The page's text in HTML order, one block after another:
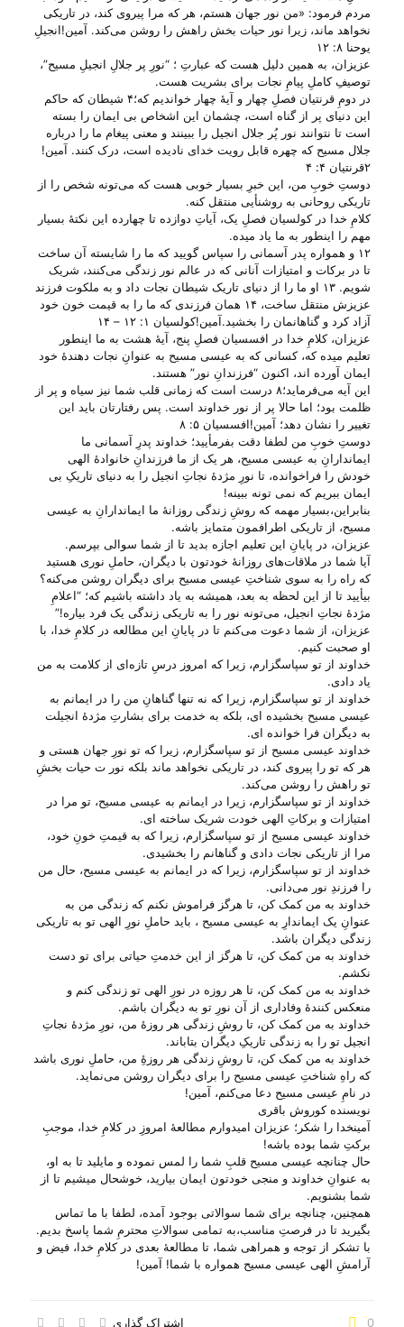
مردم فرمود: «من نور جهان هستم، هر که مرا پیروی کند، در تاریکی
نخواهد ماند، زیرا نور حیات بخش راهش را روشن می‌کند. آمین!انجیلِ
یوحنا ۸: ۱۲
عزیزان، به همین دلیل هست که عبارتِ ؛ “نورِ پر جلالِ انجیلِ مسیح”،
توصیفِ کاملِ پیامِ نجات برای بشریت هست.
در دومِ قرنتیان فصلِ چهار و آیهٔ چهار خواندیم که؛۴ شیطان که حاکم
این دنیای پر از گناه است، چشمان این اشخاص بی ایمان را بسته
است تا نتوانند نور پُر جلال انجیل را ببینند و معنی پیغام ما را درباره
جلال مسیح که چهره قابل رویت خدای نادیده است، درک کنند. آمین!
۲قرنتیان ۴: ۴
دوستِ خوبِ من، این خبرِ بسیار خوبی هست که می‌‌تونه شخص را از
تاریکی روحانی به روشنأیی منتقل کنه.
کلامِ خدا در کولسیان فصلِ یک، آیاتِ دوازده تا چهارده این نکتهٔ بسیار
مهم را اینطور به ما یاد میده.
۱۲ و همواره پدر آسمانی را سپاس گویید که ما را شایسته آن ساخت
تا در برکات و امتیازات آنانی که در عالم نور زندگی می‌کنند، شریک
شویم. ۱۳ او ما را از دنیای تاریک شیطان نجات داد و به ملکوت فرزند
عزیزش منتقل ساخت، ۱۴ همان فرزندی که ما را به قیمت خون خود
آزاد کرد و گناهانمان را بخشید.آمین!کولسیان ۱: ۱۲ – ۱۴
عزیزان، کلامِ خدا در افسسیان فصلِ پنج، آیهٔ هشت به ما اینطور
تعلیم میده که، کسانی که به عیسی مسیح به عنوانِ نجات دهندهٔ خود
ایمان آورده ا‌ند، اکنون “فرزندانِ نور” هستند.
این آیه می‌‌فرماید؛۸ درست است که زمانی قلب شما نیز سیاه و پر از
ظلمت بود؛ اما حالا پر از نور خداوند است. پس رفتارتان باید این
تغییر را نشان دهد؛ آمین!افسسیان ۵: ۸
دوستِ خوبِ من لطفا دقت بفرمأیید؛ خداوند پدرِ آسمانی ما
ایماندارانِ به عیسی مسیح، هر یک از ما فرزندانِ خانوادهٔ الهی
خودش را فراخوانده، تا نورِ مژدهٔ نجاتِ انجیل را به دنیای تاریکِ بی‌
ایمان ببریم که نمی تونه ببینه!
بنابراین،بسیار مهمه که روشِ زندگی روزانهٔ ما ایماندارانِ به عیسی
مسیح، از تاریکی اطرافمون متمایز باشه.
عزیزان، در پایانِ این تعلیم اجازه بدید تا از شما سوالی بپرسم.
آیا شما در ملاقات‌های روزانهٔ خودتون با دیگران، حاملِ نوری هستید
که راه را به سوی شناختِ عیسی مسیح برای دیگران روشن می‌‌کنه؟
بیأیید تا از این لحظه به بعد، همیشه به یاد داشته باشیم که؛ “اعلامِ
مژدهٔ نجاتِ انجیل، می‌‌تونه نور را به تاریکی زندگی یک فرد بیاره!”
عزیزان، از شما دعوت می‌‌کنم تا در پایانِ این مطالعه در کلامِ خدا، با
او صحبت کنیم.
خداوند از تو سپاسگزارم، زیرا که امروز درسِ تازه‌ای از کلامت به من
یاد دادی.
خداوند از تو سپاسگزارم، زیرا که نه تنها گناهانِ من را در ایمانم به
عیسی مسیح بخشیده ای، بلکه به خدمت برای بشارتِ مژدهٔ انجیلت
به دیگران فرا خوانده ای.
خداوند عیسی مسیح از تو سپاسگزارم، زیرا که تو نورِ جهان هستی‌ و
هر که تو را پیروی کند، در تاریکی نخواهد ماند بلکه نور ت حیات بخشِ
تو راهش را روشن می‌‌کند.
خداوند از تو سپاسگزارم، زیرا در ایمانم به عیسی مسیح، تو مرا در
امتیازات و برکاتِ الهی خودت شریک ساخته ای.
خداوند عیسی مسیح از تو سپاسگزارم، زیرا که به قیمتِ خونِ خود،
مرا از تاریکی نجات دادی و گناهانم را بخشیدی.
خداوند از تو سپاسگزارم، زیرا که در ایمانم به عیسی مسیح، حال من
را فرزندِ نور می‌‌دانی.
خداوند به من کمک کن، تا هرگز فراموش نکنم که زندگی من به
عنوانِ یک ایماندارِ به عیسی مسیح ، باید حاملِ نورِ الهی تو به تاریکی
زندگی دیگران باشد.
خداوند به من کمک کن، تا هرگز از این خدمتِ حیاتی برای تو دست
نکشم.
خداوند به من کمک کن، تا هر روزه در نورِ الهی تو زندگی کنم و
منعکس کنندهٔ وفاداری از آن نورِ تو به دیگران باشم.
خداوند به من کمک کن، تا روشِ زندگی هر روزهٔ من، نورِ مژدهٔ نجاتِ
انجیل تو را به زندگی تاریکِ دیگران بتاباند.
خداوند به من کمک کن، تا روشِ زندگی هر روزهِٔ من، حاملِ نوری باشد
که راهِ شناختِ عیسی مسیح را برای دیگران روشن می‌‌نماید.
در نامِ عیسی مسیح دعا می‌‌کنم، آمین!
نویسنده کوروش باقری
آمینخدا را شکر؛ عزیزان امیدوارم مطالعهٔ امروزِ در کلامِ خدا، موجبِ
برکتِ شما بوده باشه!
حال چنانچه عیسی مسیح قلبِ شما را لمس نموده و مایلید تا به او،
به عنوانِ خداوند و منجی خودتون ایمان بیارید، خوشحال میشیم تا از
شما بشنویم.
همچنین، چنانچه برای شما سوالاتی بوجود آمده، لطفا با ما تماس
بگیرید تا در فرصتِ مناسب،به تمامی سوالاتِ محترمِ شما پاسخ بدیم.
با تشکر از توجه و همراهی شما، تا مطالعهٔ بعدی در کلامِ خدا، فیض و
آرامشِ الهی عیسی مسیح همواره با شما! آمین!
اشتراک گذاری 0